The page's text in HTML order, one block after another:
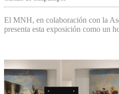
El MNH, en colaboración con la
presenta esta exposición como un